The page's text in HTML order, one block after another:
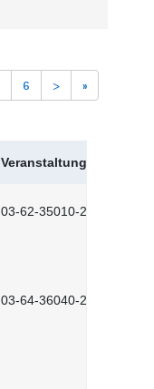
6 > »
Veranstaltungskürzel
03-62-35010-2502
03-64-36040-2601